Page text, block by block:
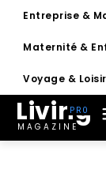
Entreprise &
Maternité &
Voyage &
Living
MAGAZINE